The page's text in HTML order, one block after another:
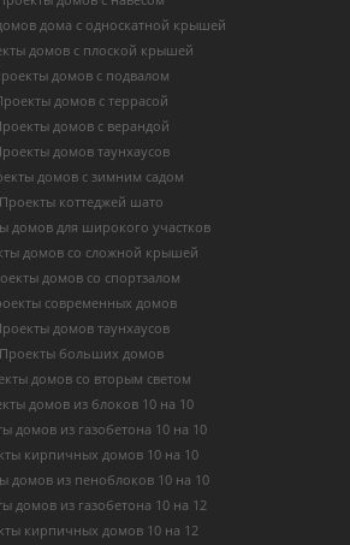
дома с односкатной крышей
домов с плоской крышей
домов с подвалом
домов с террасой
домов с верандой
домов таунхаусов
домов с зимним садом
Проекты коттеджей шато
домов для широкого участков
домов со сложной крышей
домов со спортзалом
современных домов
домов таунхаусов
Проекты больших домов
домов со вторым светом
домов из блоков 10 на 10
домов из газобетона 10 на 10
кирпичных домов 10 на 10
домов из пеноблоков 10 на 10
домов из газобетона 10 на 12
кирпичных домов 10 на 12